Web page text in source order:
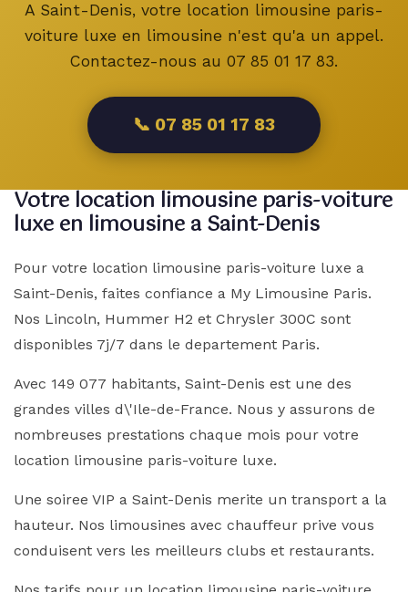
A Saint-Denis, votre location limousine paris-
voiture luxe en limousine n'est qu'a un appel.
Contactez-nous au 07 85 01 17 83.
📞 07 85 01 17 83
Votre location limousine paris-voiture
luxe en limousine a Saint-Denis
Pour votre location limousine paris-voiture luxe a
Saint-Denis, faites confiance a My Limousine Paris.
Nos Lincoln, Hummer H2 et Chrysler 300C sont
disponibles 7j/7 dans le departement Paris.
Avec 149 077 habitants, Saint-Denis est une des
grandes villes d\'Ile-de-France. Nous y assurons de
nombreuses prestations chaque mois pour votre
location limousine paris-voiture luxe.
Une soiree VIP a Saint-Denis merite un transport a la
hauteur. Nos limousines avec chauffeur prive vous
conduisent vers les meilleurs clubs et restaurants.